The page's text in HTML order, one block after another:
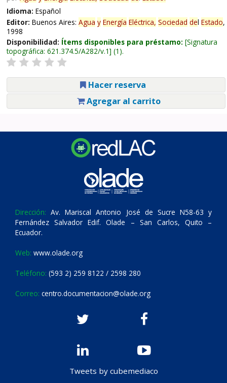
Idioma: Español
Editor: Buenos Aires: Agua y Energía Eléctrica, Sociedad del Estado,
1998
Disponibilidad: Ítems disponibles para préstamo: Signatura
topográfica: 621.374.5/A282/v.1 (1).
Hacer reserva
Agregar al carrito
Dirección: Av. Mariscal Antonio José de Sucre N58-63 y
Fernández Salvador Edif. Olade – San Carlos, Quito –
Ecuador.
Web: www.olade.org
Teléfono: (593 2) 259 8122 / 2598 280
Correo: centro.documentacion@olade.org
Tweets by cubemediaco